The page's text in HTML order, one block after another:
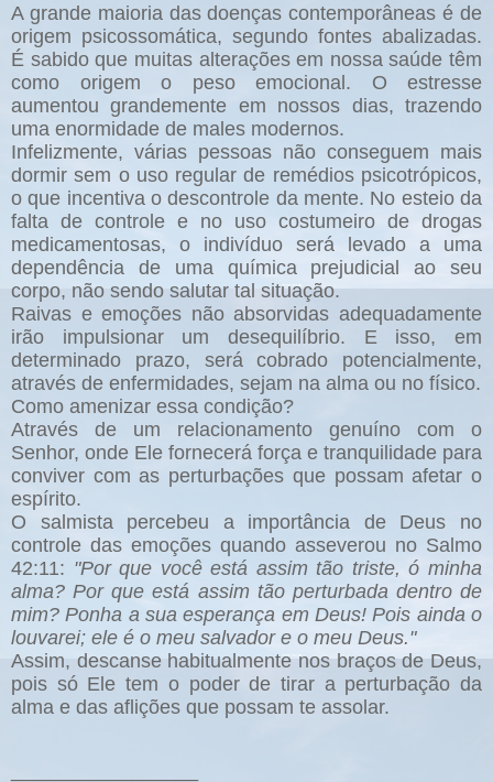
A grande maioria das doenças contemporâneas é de
origem psicossomática, segundo fontes abalizadas.
É sabido que muitas alterações em nossa saúde têm
como origem o peso emocional. O estresse
aumentou grandemente em nossos dias, trazendo
uma enormidade de males modernos.
Infelizmente, várias pessoas não conseguem mais
dormir sem o uso regular de remédios psicotrópicos,
o que incentiva o descontrole da mente. No esteio da
falta de controle e no uso costumeiro de drogas
medicamentosas, o indivíduo será levado a uma
dependência de uma química prejudicial ao seu
corpo, não sendo salutar tal situação.
Raivas e emoções não absorvidas adequadamente
irão impulsionar um desequilíbrio. E isso, em
determinado prazo, será cobrado potencialmente,
através de enfermidades, sejam na alma ou no físico.
Como amenizar essa condição?
Através de um relacionamento genuíno com o
Senhor, onde Ele fornecerá força e tranquilidade para
conviver com as perturbações que possam afetar o
espírito.
O salmista percebeu a importância de Deus no
controle das emoções quando asseverou no Salmo
42:11: "Por que você está assim tão triste, ó minha
alma? Por que está assim tão perturbada dentro de
mim? Ponha a sua esperança em Deus! Pois ainda o
louvarei; ele é o meu salvador e o meu Deus."
Assim, descanse habitualmente nos braços de Deus,
pois só Ele tem o poder de tirar a perturbação da
alma e das aflições que possam te assolar.